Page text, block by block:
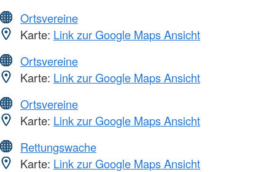
Ortsvereine
Karte: Link zur Google Maps Ansicht
Ortsvereine
Karte: Link zur Google Maps Ansicht
Ortsvereine
Karte: Link zur Google Maps Ansicht
Rettungswache
Karte: Link zur Google Maps Ansicht